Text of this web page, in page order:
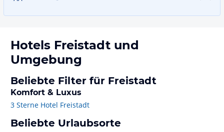
Hotels Freistadt und
Umgebung
Beliebte Filter für Freistadt
Komfort & Luxus
3 Sterne Hotel Freistadt
Beliebte Urlaubsorte